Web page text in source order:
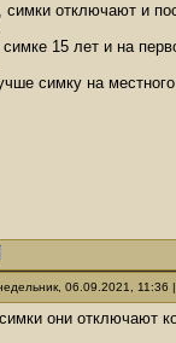
симки отключают и
15 лет и на
симку на
06.09.2021,
они отключают